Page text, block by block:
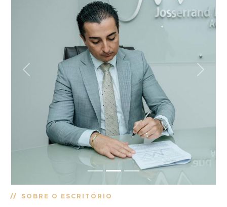
Previous Next
SOBRE O ESCRITÓRIO